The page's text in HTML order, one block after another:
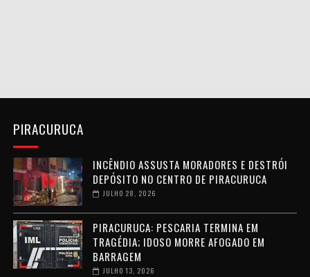
PIRACURUCA
INCÊNDIO ASSUSTA MORADORES E DESTRÓI
DEPÓSITO NO CENTRO DE PIRACURUCA
JULHO 28, 2026
PIRACURUCA: PESCARIA TERMINA EM
TRAGÉDIA; IDOSO MORRE AFOGADO EM
BARRAGEM
JULHO 13, 2026